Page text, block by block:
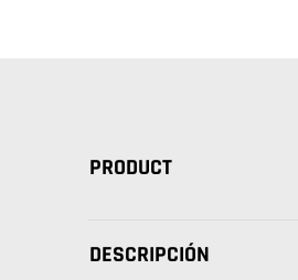
PRODUCT
DESCRIPCIÓN